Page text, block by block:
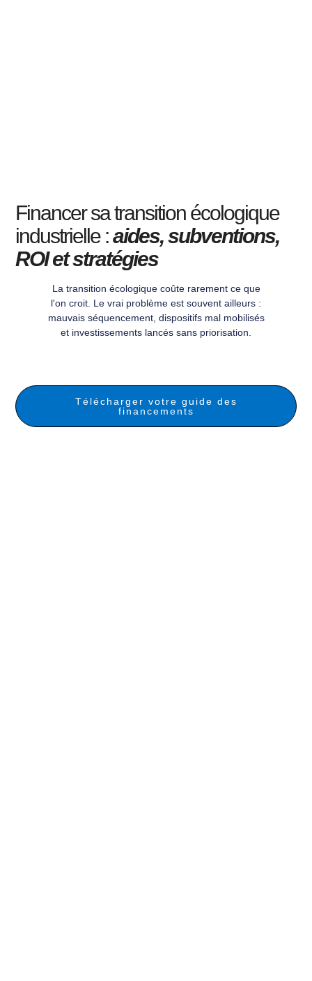
Financer sa transition écologique
industrielle :aides, subventions,
ROI et stratégies
La transition écologique coûte rarement ce que
l'on croit. Le vrai problème est souvent ailleurs :
mauvais séquencement, dispositifs mal mobilisés
et investissements lancés sans priorisation.
Télécharger votre guide des
financements